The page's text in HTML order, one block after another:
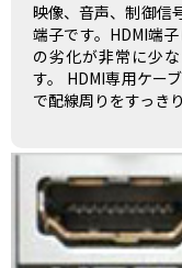
映像、音声、制御信
端子です。HDMI端
の劣化が非常に少
す。 HDMI専用ケー
で配線周りをすっき